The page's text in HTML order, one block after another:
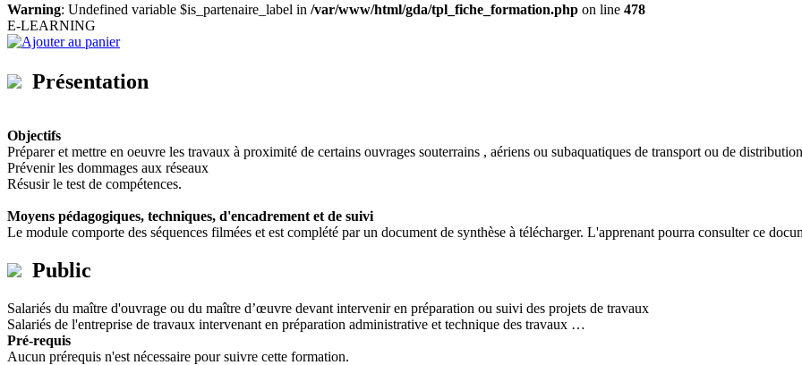
Warning: Undefined variable $is_partenaire_label in /var/www/html/gda/tpl_fiche_formation.php on line 478
E-LEARNING
Ajouter au panier
Présentation
Objectifs
Préparer et mettre en oeuvre les travaux à proximité de certains ouvrages souterrains , aériens ou subaquatiques de transport ou de distribution
Prévenir les dommages aux réseaux
Résusir le test de compétences.
Moyens pédagogiques, techniques, d'encadrement et de suivi
Le module comporte des séquences filmées et est complété par un document de synthèse à télécharger. L'apprenant pourra consulter ce
Public
Salariés du maître d'ouvrage ou du maître d’œuvre devant intervenir en préparation ou suivi des projets de travaux
Salariés de l'entreprise de travaux intervenant en préparation administrative et technique des travaux …
Pré-requis
Aucun prérequis n'est nécessaire pour suivre cette formation.